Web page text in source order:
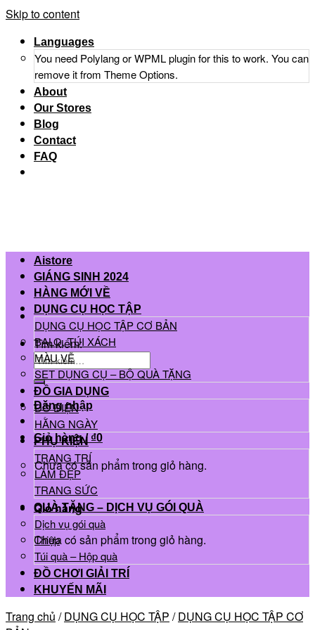
Skip to content
Languages
You need Polylang or WPML plugin for this to work. You can
remove it from Theme Options.
About
Our Stores
Blog
Contact
FAQ
Tìm kiếm:
Đăng nhập
Giỏ hàng /₫0
Chưa có sản phẩm trong giỏ hàng.
Giỏ hàng
Chưa có sản phẩm trong giỏ hàng.
Aistore
GIÁNG SINH 2024
HÀNG MỚI VỀ
DỤNG CỤ HỌC TẬP
DỤNG CỤ HỌC TẬP CƠ BẢN
BALO, TÚI XÁCH
MÀU VẼ
SET DỤNG CỤ – BỘ QUÀ TẶNG
ĐỒ GIA DỤNG
ĐỒ ĐIỆN
HẰNG NGÀY
PHỤ KIỆN
TRANG TRÍ
LÀM ĐẸP
TRANG SỨC
QUÀ TẶNG – DỊCH VỤ GÓI QUÀ
Dịch vụ gói quà
Thiệp
Túi quà – Hộp quà
ĐỒ CHƠI GIẢI TRÍ
KHUYẾN MÃI
Trang chủ / DỤNG CỤ HỌC TẬP / DỤNG CỤ HỌC TẬP CƠ